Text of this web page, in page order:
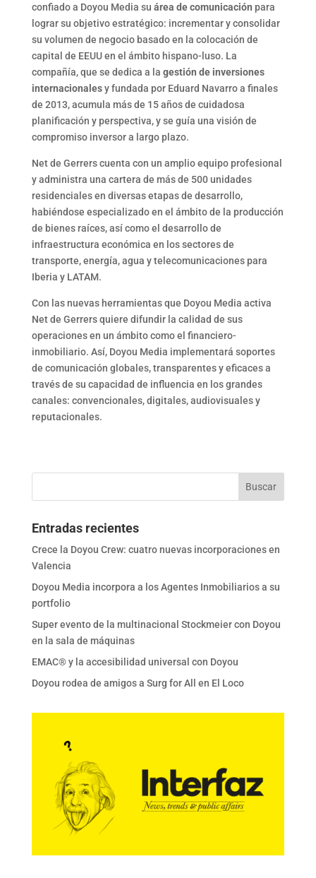
confiado a Doyou Media su área de comunicación para
lograr su objetivo estratégico: incrementar y consolidar
su volumen de negocio basado en la colocación de
capital de EEUU en el ámbito hispano-luso. La
compañía, que se dedica a la gestión de inversiones
internacionalesy fundada por Eduard Navarro a finales
de 2013, acumula más de 15 años de cuidadosa
planificación y perspectiva, y se guía una visión de
compromiso inversor a largo plazo.
Net de Gerrers cuenta con un amplio equipo profesional
y administra una cartera de más de 500 unidades
residenciales en diversas etapas de desarrollo,
habiéndose especializado en el ámbito de la producción
de bienes raíces, así como el desarrollo de
infraestructura económica en los sectores de
transporte, energía, agua y telecomunicaciones para
Iberia y LATAM.
Con las nuevas herramientas que Doyou Media activa
Net de Gerrers quiere difundir la calidad de sus
operaciones en un ámbito como el financiero-
inmobiliario. Así, Doyou Media implementará soportes
de comunicación globales, transparentes y eficaces a
través de su capacidad de influencia en los grandes
canales: convencionales, digitales, audiovisuales y
reputacionales.
Entradas recientes
Crece la Doyou Crew: cuatro nuevas incorporaciones en
Valencia
Doyou Media incorpora a los Agentes Inmobiliarios a su
portfolio
Super evento de la multinacional Stockmeier con Doyou
en la sala de máquinas
EMAC® y la accesibilidad universal con Doyou
Doyou rodea de amigos a Surg for All en El Loco